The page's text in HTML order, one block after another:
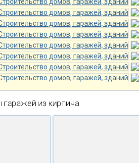
из кирпича